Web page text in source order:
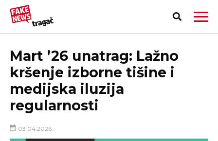
Mart ’26 unatrag: Lažno
kršenje izborne tišine i
medijska iluzija
regularnosti
03.04.2026.